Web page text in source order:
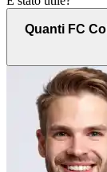
Quanti FC